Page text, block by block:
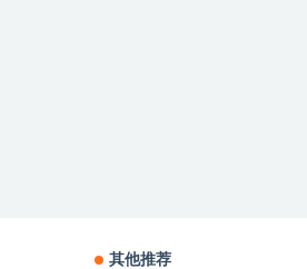
其他推荐